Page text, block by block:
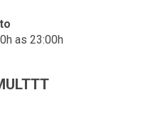
as 23:00h